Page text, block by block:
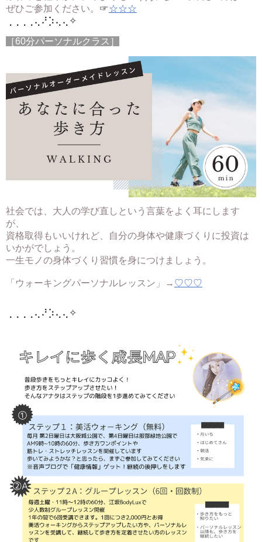
ぜひご参加ください。 ☞☆☆☆
⢀⢀⢀⢀⢄⠜⡱⢄⢄ ✧
［60分パーソナルクラス］
社会では、大人の学び直しという言葉をよく耳にします
が、
資格取得もいいけれど、自分の身体や健康づくりに投資は
いかがでしょう。
一生モノの身体づくり習慣を身につけましょう。
「ウォーキングパーソナルレッスン」 → ♡♡♡
⢀⢀⢀⢀⢄⠜⡱⢄⢄ ✧